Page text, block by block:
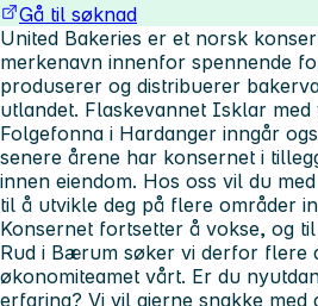
Gå til søknad
United Bakeries er et norsk
merkenavn innenfor spennende
produserer og distribuerer
utlandet. Flaskevannet Isklar
Folgefonna i Hardanger inngår
senere årene har konsernet i
innen eiendom. Hos oss vil du
til å utvikle deg på flere områder
Konsernet fortsetter å vokse, og
Rud i Bærum søker vi derfor flere
økonomiteamet vårt. Er du
erfaring? Vi vil gjerne snakke med